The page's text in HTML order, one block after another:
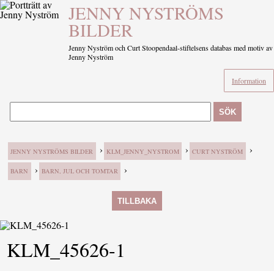
JENNY NYSTRÖMS
BILDER
Jenny Nyström och Curt Stoopendaal-stiftelsens databas med motiv av
Jenny Nyström
Information
SÖK
JENNY NYSTRÖMS BILDER › KLM_JENNY_NYSTROM › CURT NYSTRÖM ›
BARN › BARN, JUL OCH TOMTAR ›
TILLBAKA
KLM_45626-1